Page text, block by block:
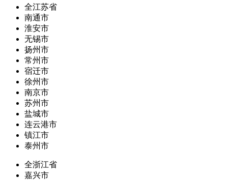
全江苏省
南通市
淮安市
无锡市
扬州市
常州市
宿迁市
徐州市
南京市
苏州市
盐城市
连云港市
镇江市
泰州市
全浙江省
嘉兴市